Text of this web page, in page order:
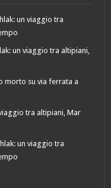
un viaggio tra
un viaggio tra altipiani,
morto su via ferrata a
tra altipiani, Mar
un viaggio tra